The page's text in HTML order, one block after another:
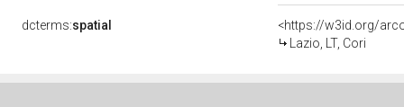
dcterms:spatial
<https://w3id.org/
Lazio, LT, Cori